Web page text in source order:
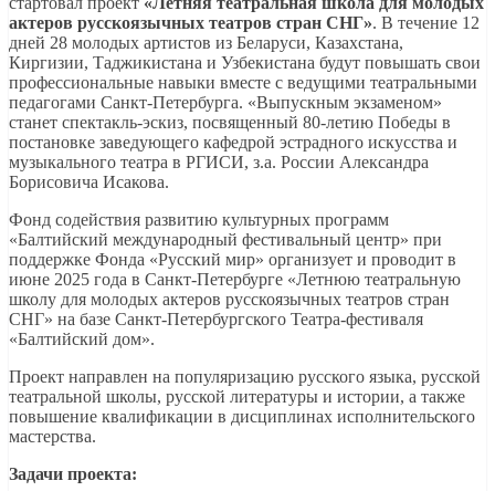
актеров русскоязычных театров стран СНГ». В течение 12
дней 28 молодых артистов из Беларуси, Казахстана,
Киргизии, Таджикистана и Узбекистана будут повышать свои
профессиональные навыки вместе с ведущими театральными
педагогами Санкт-Петербурга. «Выпускным экзаменом»
станет спектакль-эскиз, посвященный 80-летию Победы в
постановке заведующего кафедрой эстрадного искусства и
музыкального театра в РГИСИ, з.а. России Александра
Борисовича Исакова.
Фонд содействия развитию культурных программ
«Балтийский международный фестивальный центр» при
поддержке Фонда «Русский мир» организует и проводит в
июне 2025 года в Санкт-Петербурге «Летнюю театральную
школу для молодых актеров русскоязычных театров стран
СНГ» на базе Санкт-Петербургского Театра-фестиваля
«Балтийский дом».
Проект направлен на популяризацию русского языка, русской
театральной школы, русской литературы и истории, а также
повышение квалификации в дисциплинах исполнительского
мастерства.
Задачи проекта: